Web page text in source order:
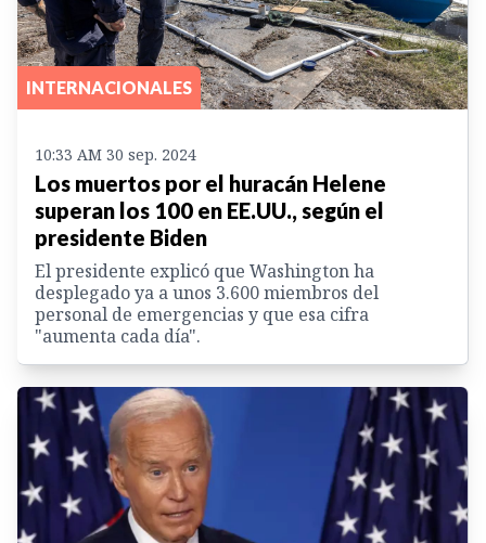
INTERNACIONALES
10:33 AM 30 sep. 2024
Los muertos por el huracán Helene
superan los 100 en EE.UU., según el
presidente Biden
El presidente explicó que Washington ha
desplegado ya a unos 3.600 miembros del
personal de emergencias y que esa cifra
"aumenta cada día".